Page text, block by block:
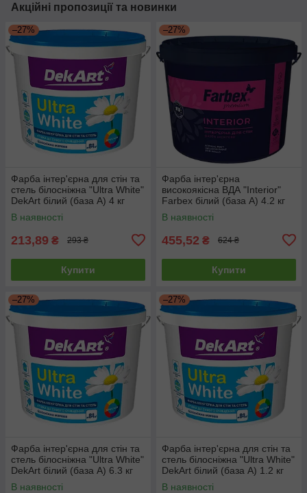
Акційні пропозиції та новинки
–27%
Фарба інтер'єрна для стін та
стель білосніжна "Ultra White"
DekArt білий (база А) 4 кг
В наявності
213,89 ₴ 293 ₴
Купити
–27%
Фарба інтер'єрна
високоякісна ВДА "Interior"
Farbex білий (база А) 4.2 кг
В наявності
455,52 ₴ 624 ₴
Купити
–27%
Фарба інтер'єрна для стін та
стель білосніжна "Ultra White"
DekArt білий (база А) 6.3 кг
В наявності
–27%
Фарба інтер'єрна для стін та
стель білосніжна "Ultra White"
DekArt білий (база А) 1.2 кг
В наявності